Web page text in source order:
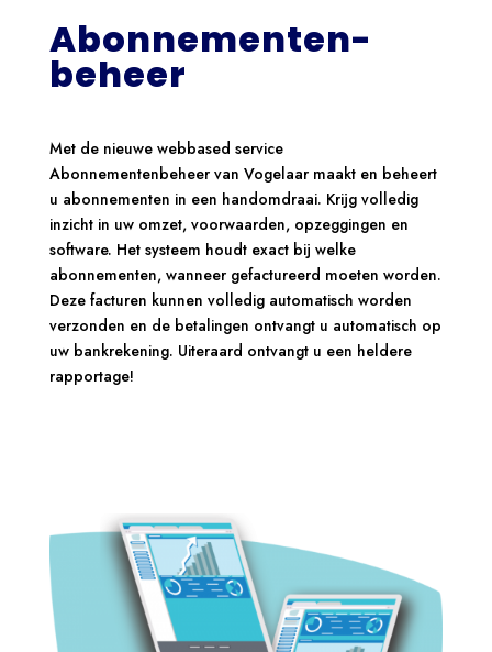
Abonnementen-
beheer
Met de nieuwe webbased service
Abonnementenbeheer van Vogelaar maakt en beheert
u abonnementen in een handomdraai. Krijg volledig
inzicht in uw omzet, voorwaarden, opzeggingen en
software. Het systeem houdt exact bij welke
abonnementen, wanneer gefactureerd moeten worden.
Deze facturen kunnen volledig automatisch worden
verzonden en de betalingen ontvangt u automatisch op
uw bankrekening. Uiteraard ontvangt u een heldere
rapportage!